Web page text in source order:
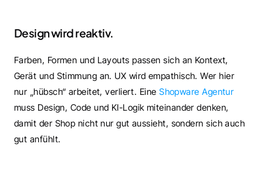
Design wird reaktiv.
Farben, Formen und Layouts passen sich an Kontext,
Gerät und Stimmung an. UX wird empathisch. Wer hier
nur „hübsch“ arbeitet, verliert. Eine Shopware Agentur
muss Design, Code und KI-Logik miteinander denken,
damit der Shop nicht nur gut aussieht, sondern sich auch
gut anfühlt.